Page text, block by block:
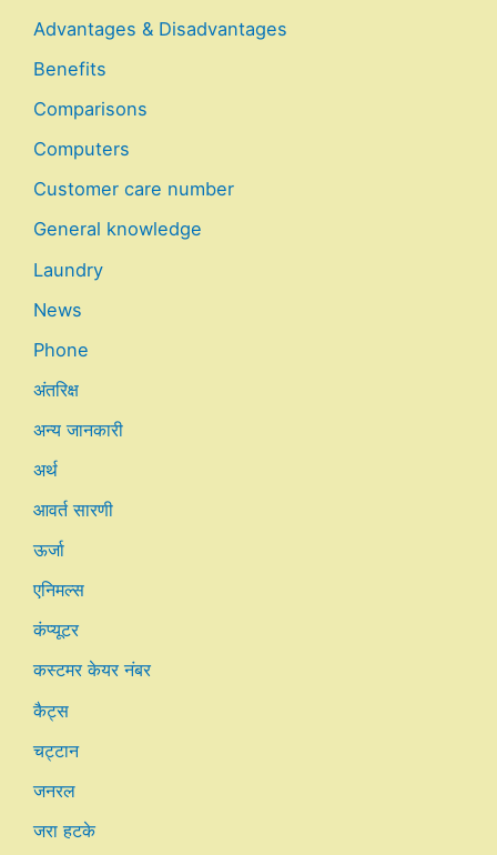
Advantages & Disadvantages
Benefits
Comparisons
Computers
Customer care number
General knowledge
Laundry
News
Phone
अंतरिक्ष
अन्य जानकारी
अर्थ
आवर्त सारणी
ऊर्जा
एनिमल्स
कंप्यूटर
कस्टमर केयर नंबर
कैट्स
चट्टान
जनरल
जरा हटके